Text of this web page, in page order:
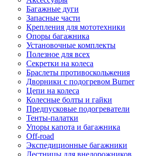
Багажные дуги
Запасные части
Крепления для мототехники
Опоры багажника
Установочные комплекты
Полезное для всех
Секретки на колеса
Браслеты противоскольжения
Дворники с подогревом Burner
Цепи на колеса
Колесные болты и гайки
Предпусковые подогреватели
Тенты-палатки
Упоры капота и багажника
Off-road
Экспедиционные багажники
Лестницы для внедорожников